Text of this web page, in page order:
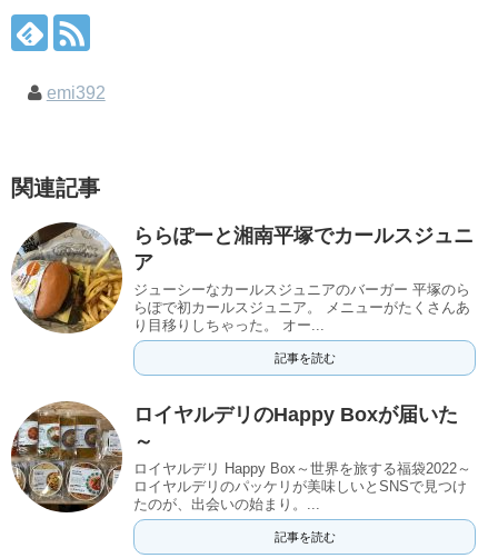
emi392
関連記事
ららぽーと湘南平塚でカールスジュニ
ア
ジューシーなカールスジュニアのバーガー 平塚のら
らぽで初カールスジュニア。 メニューがたくさんあ
り目移りしちゃった。 オー...
記事を読む
ロイヤルデリのHappy Boxが届いた
～
ロイヤルデリ Happy Box～世界を旅する福袋2022～
ロイヤルデリのパッケリが美味しいとSNSで見つけ
たのが、出会いの始まり。...
記事を読む